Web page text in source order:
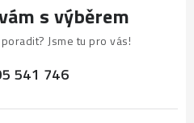
s výběrem
Jsme tu pro vás!
541 746